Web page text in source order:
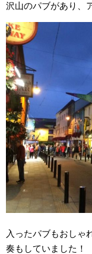
沢山のパブがあり、
入ったパブもおしゃ
奏もしていました！